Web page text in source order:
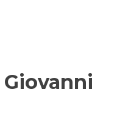
Giovanni